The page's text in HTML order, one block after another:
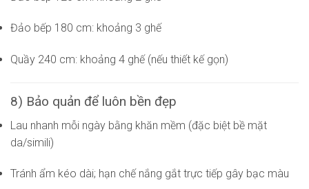
Đảo bếp 180 cm: khoảng 3 ghế
Quầy 240 cm: khoảng 4 ghế (nếu thiết kế gọn)
8) Bảo quản để luôn bền đẹp
Lau nhanh mỗi ngày bằng khăn mềm (đặc biệt bề mặt
da/simili)
Tránh ẩm kéo dài; hạn chế nắng gắt trực tiếp gây bạc màu